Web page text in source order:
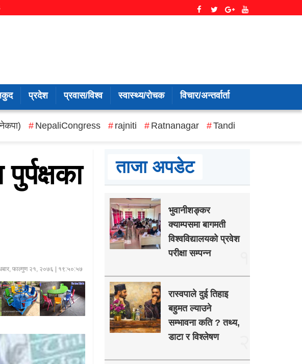
प्रदेश प्रवास/विश्व स्वास्थ्य/रोचक विचार/अन्तर्वार्ता
NepaliCongress rajniti Ratnanagar Tandi
फाल्गुण २१, २०७६ | १९:५०:५७
ताजा अपडेट
भुवानीशङ्कर
क्याम्पसमा बागमती
विश्वविद्यालयको प्रवेश
परीक्षा सम्पन्न
रास्वपाले दुई तिहाइ
बहुमत ल्याउने
सम्भावना कति ? तथ्य,
डाटा र विश्लेषण